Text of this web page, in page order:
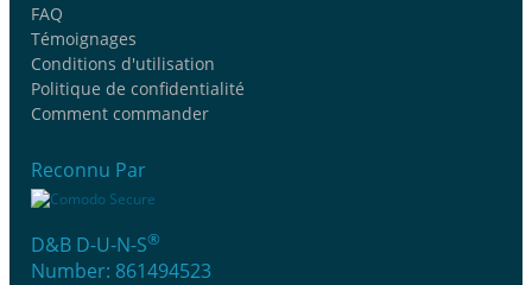
FAQ
Témoignages
Conditions d'utilisation
Politique de confidentialité
Comment commander
Reconnu Par
D&B D-U-N-S®
Number: 861494523